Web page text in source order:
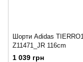
Шорти Adidas
Z11471_JR 116cm
1 039 грн